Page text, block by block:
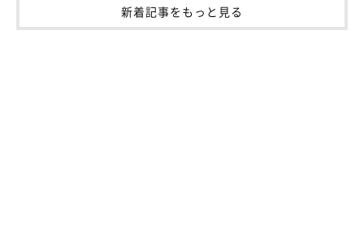
新着記事をもっと見る